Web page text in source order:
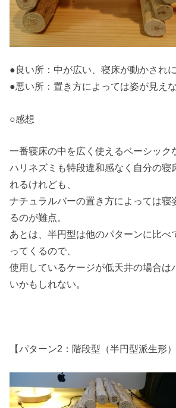
●良い所：中が広い、寝床が動かされに
●悪い所：置き方によっては姿が見え
○感想
一番寝床の中を広く使えるベーシック
ハリネズミも特段違和感なく自分の寝
れるけれども、
ナチュラルバーの置き方によっては寝
るのが難点。
あとは、半円型は他のパターンに比べ
ってくるので、
使用しているケージが低天井の場合は
いかもしれない。
【パターン2：階段型（半円型派生形）